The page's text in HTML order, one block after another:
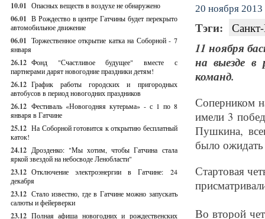
10.01 Опасных веществ в воздухе не обнаружено
06.01 В Рождество в центре Гатчины будет перекрыто
автомобильное движение
06.01 Торжественное открытие катка на Соборной - 7
января
26.12 Фонд "Счастливое будущее" вместе с
партнерами дарят новогодние праздники детям!
26.12 График работы городских и пригородных
автобусов в период новогодних праздников
26.12 Фестиваль «Новогодняя кутерьма» - с 1 по 8
января в Гатчине
25.12 На Соборной готовится к открытию бесплатный
каток!
24.12 Дрозденко: "Мы хотим, чтобы Гатчина стала
яркой звездой на небосводе Ленобласти"
23.12 Отключение электроэнергии в Гатчине: 24
декабря
23.12 Стало известно, где в Гатчине можно запускать
салюты и фейерверки
23.12 Полная афиша новогодних и рождественских
20 ноября 2013
Тэги:
11 ноября
на выезде в
команд.
Соперником
имели 3
Пушкина,
было
Стартовая
Во второй